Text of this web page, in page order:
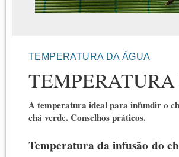
TEMPERATURA DA ÁGUA
A temperatura ideal para infundir o
chá verde. Conselhos práticos.
Temperatura da infusão do